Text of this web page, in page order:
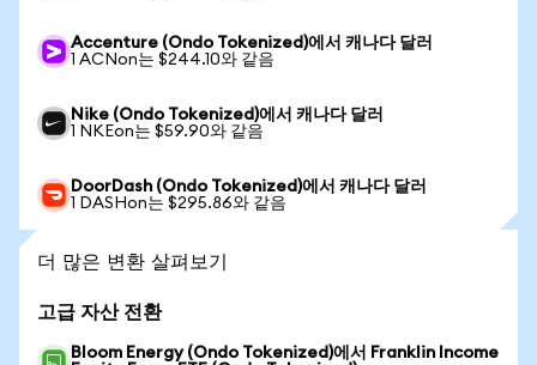
Accenture (Ondo Tokenized)에서 캐나다 달러
1 ACNon는 $244.10와 같음
Nike (Ondo Tokenized)에서 캐나다 달러
1 NKEon는 $59.90와 같음
DoorDash (Ondo Tokenized)에서 캐나다 달러
1 DASHon는 $295.86와 같음
더 많은 변환 살펴보기
고급 자산 전환
Bloom Energy (Ondo Tokenized)에서 Franklin Income